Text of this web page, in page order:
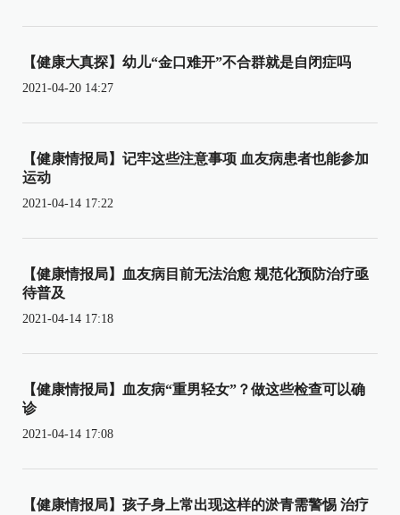
【健康大真探】幼儿“金口难开”不合群就是自闭症吗
2021-04-20 14:27
【健康情报局】记牢这些注意事项 血友病患者也能参加
运动
2021-04-14 17:22
【健康情报局】血友病目前无法治愈 规范化预防治疗亟
待普及
2021-04-14 17:18
【健康情报局】血友病“重男轻女”？做这些检查可以确
诊
2021-04-14 17:08
【健康情报局】孩子身上常出现这样的淤青需警惕 治疗